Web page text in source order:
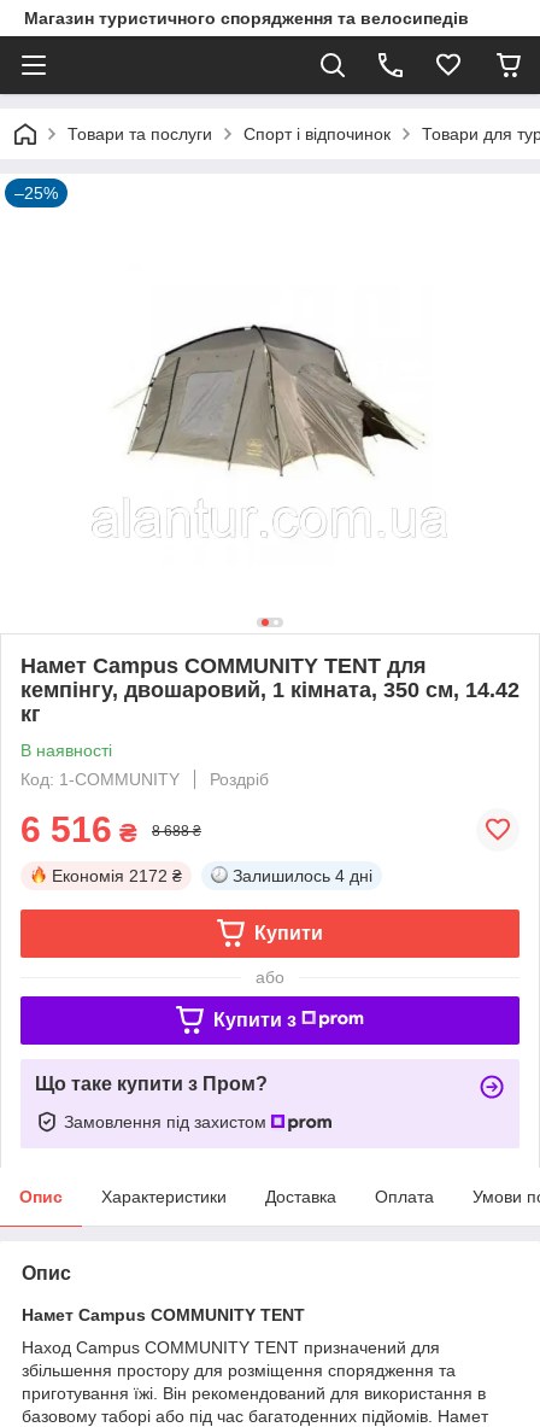
Магазин туристичного спорядження та велосипедів
Товари та послуги Спорт і відпочинок Товари для
–25%
Намет Campus COMMUNITY TENT для
кемпінгу, двошаровий, 1 кімната, 350 см, 14.42
кг
В наявності
Код: 1-COMMUNITY
Роздріб
6 516 ₴ 8 688 ₴
Економія 2172 ₴ Залишилось 4 дні
Купити
або
Купити з
Що таке купити з Пром?
Замовлення під захистом
Опис Характеристики Доставка Оплата Умови
Опис
Намет Campus COMMUNITY TENT
Наход Campus COMMUNITY TENT призначений для
збільшення простору для розміщення спорядження та
приготування їжі. Він рекомендований для використання в
базовому таборі або під час багатоденних підйомів. Намет